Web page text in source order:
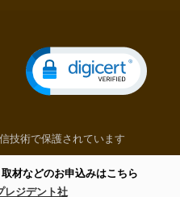
技術で保護されています
材などのお申込みはこちら
レジデント社